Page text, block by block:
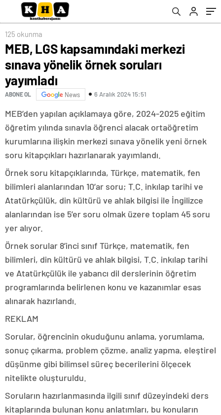
125 okunma
MEB, LGS kapsamındaki merkezi
sınava yönelik örnek soruları
yayımladı
ABONE OL News 6 Aralık 2024 15:51
MEB’den yapılan açıklamaya göre, 2024-2025 eğitim
öğretim yılında sınavla öğrenci alacak ortaöğretim
kurumlarına ilişkin merkezi sınava yönelik yeni örnek
soru kitapçıkları hazırlanarak yayımlandı.
Örnek soru kitapçıklarında, Türkçe, matematik, fen
bilimleri alanlarından 10’ar soru; T.C. inkılap tarihi ve
Atatürkçülük, din kültürü ve ahlak bilgisi ile İngilizce
alanlarından ise 5’er soru olmak üzere toplam 45 soru
yer alıyor.
Örnek sorular 8’inci sınıf Türkçe, matematik, fen
bilimleri, din kültürü ve ahlak bilgisi, T.C. inkılap tarihi
ve Atatürkçülük ile yabancı dil derslerinin öğretim
programlarında belirlenen konu ve kazanımlar esas
alınarak hazırlandı.
REKLAM
Sorular, öğrencinin okuduğunu anlama, yorumlama,
sonuç çıkarma, problem çözme, analiz yapma, eleştirel
düşünme gibi bilimsel süreç becerilerini ölçecek
nitelikte oluşturuldu.
Soruların hazırlanmasında ilgili sınıf düzeyindeki ders
kitaplarında bulunan konu anlatımları, bu konuların